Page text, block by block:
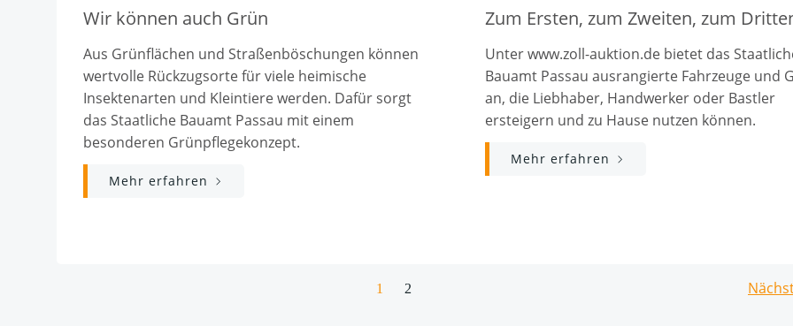
Wir können auch Grün
Aus Grünflächen und Straßenböschungen können
wertvolle Rückzugsorte für viele heimische
Insektenarten und Kleintiere werden. Dafür sorgt
das Staatliche Bauamt Passau mit einem
besonderen Grünpflegekonzept.
Mehr erfahren
Zum Ersten, zum Zweiten, zum
Unter www.zoll-auktion.de bietet das
Bauamt Passau ausrangierte Fahrzeuge und
an, die Liebhaber, Handwerker oder Bastler
ersteigern und zu Hause nutzen können.
Mehr erfahren
Page
1 Page
2